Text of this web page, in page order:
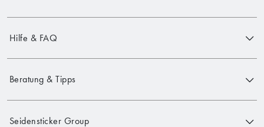
Hilfe & FAQ
Beratung & Tipps
Seidensticker Group